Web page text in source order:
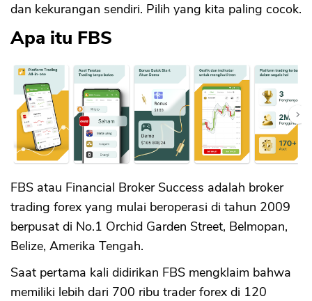
dan kekurangan sendiri. Pilih yang kita paling cocok.
Apa itu FBS
FBS atau Financial Broker Success adalah broker
trading forex yang mulai beroperasi di tahun 2009
berpusat di No.1 Orchid Garden Street, Belmopan,
Belize, Amerika Tengah.
Saat pertama kali didirikan FBS mengklaim bahwa
memiliki lebih dari 700 ribu trader forex di 120